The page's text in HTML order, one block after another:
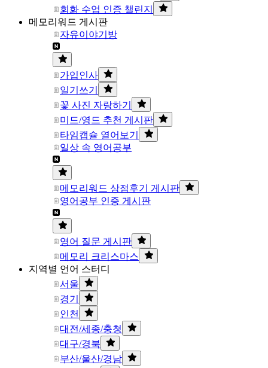
회화 수업 인증 챌린지
메모리워드 게시판
자유이야기방
가입인사
일기쓰기
꽃 사진 자랑하기
미드/영드 추천 게시판
타임캡슐 열어보기
일상 속 영어공부
메모리워드 상점후기 게시판
영어공부 인증 게시판
영어 질문 게시판
메모리 크리스마스
지역별 언어 스터디
서울
경기
인천
대전/세종/충청
대구/경북
부산/울산/경남